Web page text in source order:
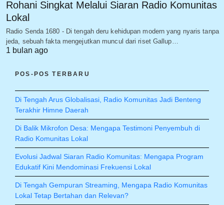
Rohani Singkat Melalui Siaran Radio Komunitas
Lokal
Radio Senda 1680 - Di tengah deru kehidupan modern yang nyaris tanpa
jeda, sebuah fakta mengejutkan muncul dari riset Gallup…
1 bulan ago
POS-POS TERBARU
Di Tengah Arus Globalisasi, Radio Komunitas Jadi Benteng
Terakhir Himne Daerah
Di Balik Mikrofon Desa: Mengapa Testimoni Penyembuh di
Radio Komunitas Lokal
Evolusi Jadwal Siaran Radio Komunitas: Mengapa Program
Edukatif Kini Mendominasi Frekuensi Lokal
Di Tengah Gempuran Streaming, Mengapa Radio Komunitas
Lokal Tetap Bertahan dan Relevan?